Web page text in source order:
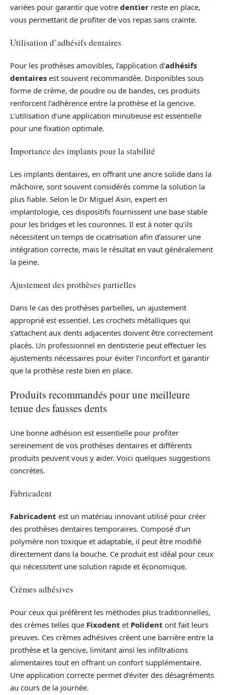
variées pour garantir que votre dentier reste en place,
vous permettant de profiter de vos repas sans crainte.
Utilisation d’adhésifs dentaires
Pour les prothèses amovibles, l’application d’adhésifs
dentaires est souvent recommandée. Disponibles sous
forme de crème, de poudre ou de bandes, ces produits
renforcent l’adhérence entre la prothèse et la gencive.
L’utilisation d’une application minutieuse est essentielle
pour une fixation optimale.
Importance des implants pour la stabilité
Les implants dentaires, en offrant une ancre solide dans la
mâchoire, sont souvent considérés comme la solution la
plus fiable. Selon le Dr Miguel Asin, expert en
implantologie, ces dispositifs fournissent une base stable
pour les bridges et les couronnes. Il est à noter qu’ils
nécessitent un temps de cicatrisation afin d’assurer une
intégration correcte, mais le résultat en vaut généralement
la peine.
Ajustement des prothèses partielles
Dans le cas des prothèses partielles, un ajustement
approprié est essentiel. Les crochets métalliques qui
s’attachent aux dents adjacentes doivent être correctement
placés. Un professionnel en dentisterie peut effectuer les
ajustements nécessaires pour éviter l’inconfort et garantir
que la prothèse reste bien en place.
Produits recommandés pour une meilleure
tenue des fausses dents
Une bonne adhésion est essentielle pour profiter
sereinement de vos prothèses dentaires et différents
produits peuvent vous y aider. Voici quelques suggestions
concrètes.
Fabricadent
Fabricadent est un matériau innovant utilisé pour créer
des prothèses dentaires temporaires. Composé d’un
polymère non toxique et adaptable, il peut être modifié
directement dans la bouche. Ce produit est idéal pour ceux
qui nécessitent une solution rapide et économique.
Crèmes adhésives
Pour ceux qui préfèrent les méthodes plus traditionnelles,
des crèmes telles que Fixodent et Polident ont fait leurs
preuves. Ces crèmes adhésives créent une barrière entre la
prothèse et la gencive, limitant ainsi les infiltrations
alimentaires tout en offrant un confort supplémentaire.
Une application correcte permet d’éviter des désagréments
au cours de la journée.